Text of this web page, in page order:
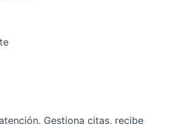
Gestiona citas, recibe